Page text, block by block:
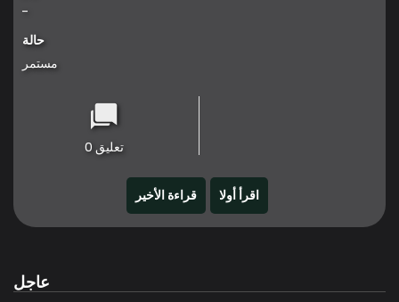
-
حالة
مستمر
تعليق 0
اقرأ أولا قراءة الأخير
عاجل